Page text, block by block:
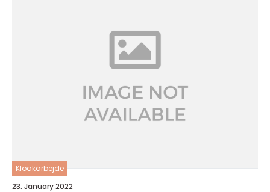
Kloakarbejde
23. January 2022